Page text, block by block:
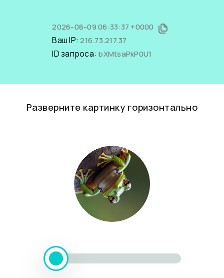
2026-08-09 06:33:37 +0000
Ваш IP:216.73.217.37
ID запроса: bXMtsaPkP0U1
Разверните картинку горизонтально